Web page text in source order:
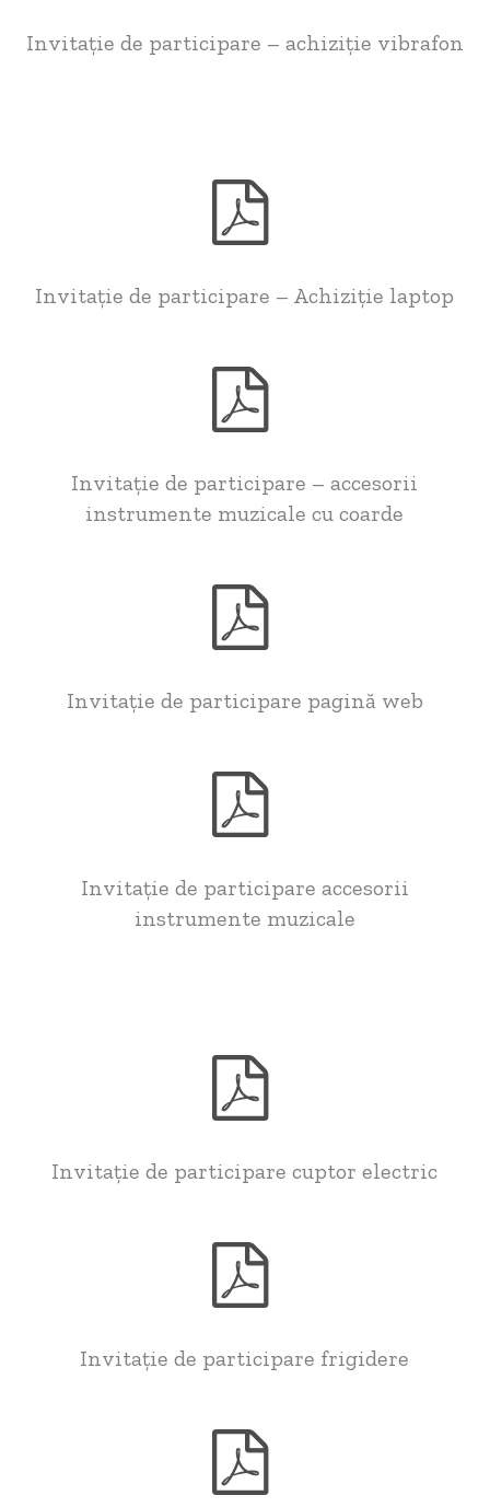
Invitație de participare – achiziție vibrafon
Invitație de participare – Achiziție laptop
Invitație de participare – accesorii
instrumente muzicale cu coarde
Invitație de participare pagină web
Invitație de participare accesorii
instrumente muzicale
Invitație de participare cuptor electric
Invitație de participare frigidere